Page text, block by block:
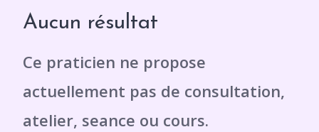
Aucun résultat